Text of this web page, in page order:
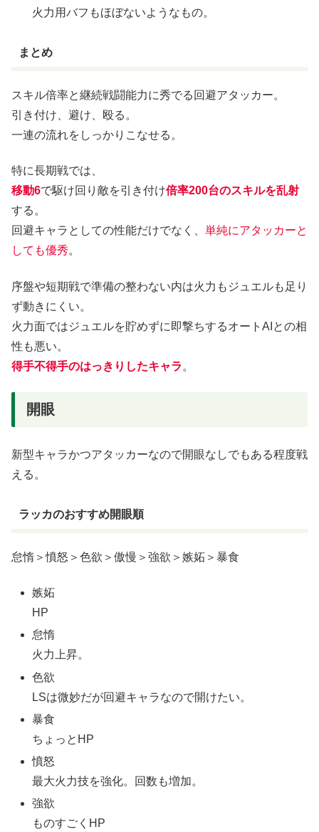
火力用バフもほぼないようなもの。
まとめ
スキル倍率と継続戦闘能力に秀でる回避アタッカー。
引き付け、避け、殴る。
一連の流れをしっかりこなせる。
特に長期戦では、
移動6で駆け回り敵を引き付け倍率200台のスキルを乱射
する。
回避キャラとしての性能だけでなく、 単純にアタッカーと
しても優秀。
序盤や短期戦で準備の整わない内は火力もジュエルも足り
ず動きにくい。
火力面ではジュエルを貯めずに即撃ちするオートAIとの相
性も悪い。
得手不得手のはっきりしたキャラ 。
開眼
新型キャラかつアタッカーなので開眼なしでもある程度戦
える。
ラッカのおすすめ開眼順
怠惰＞憤怒＞色欲＞傲慢＞強欲＞嫉妬＞暴食
嫉妬
HP
怠惰
火力上昇。
色欲
LSは微妙だが回避キャラなので開けたい。
暴食
ちょっとHP
憤怒
最大火力技を強化。回数も増加。
強欲
ものすごくHP